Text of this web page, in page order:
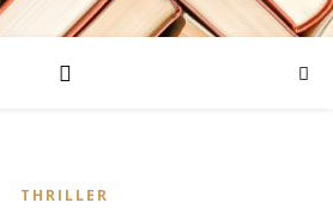
THRILLER